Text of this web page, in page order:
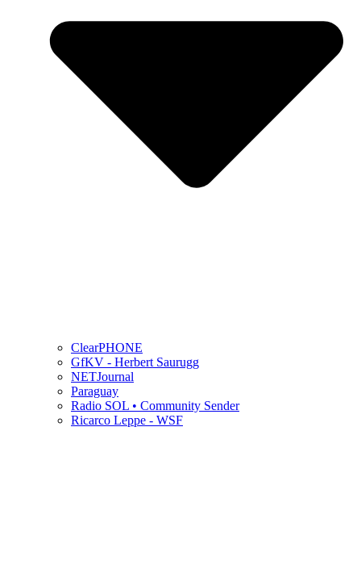
ClearPHONE
GfKV - Herbert Saurugg
NETJournal
Paraguay
Radio SOL • Community Sender
Ricarco Leppe - WSF